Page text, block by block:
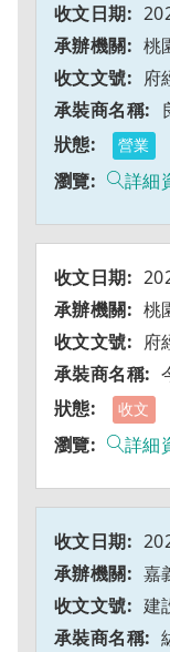
桃
府
營業
詳細
桃
府
收文
詳細
嘉
建